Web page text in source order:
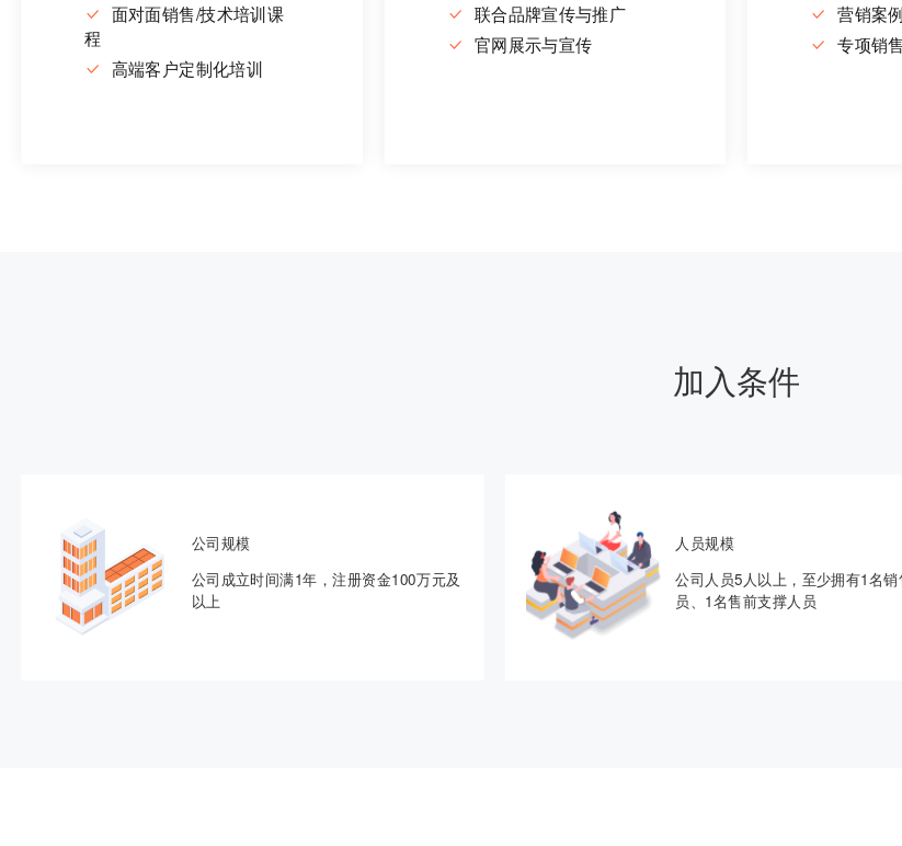
面对面销售/技术培训课
程
高端客户定制化培训
联合品牌宣传与推广
官网展示与宣传
营销案
专项销
加入条件
公司规模
公司成立时间满1年，注册资金100万元及
以上
人员规模
公司人员5人以上，至少拥有1名销
员、1名售前支撑人员